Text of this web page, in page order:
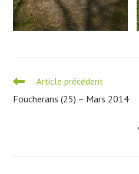
Read
articles
Article précédent
Foucherans (25) – Mars 2014